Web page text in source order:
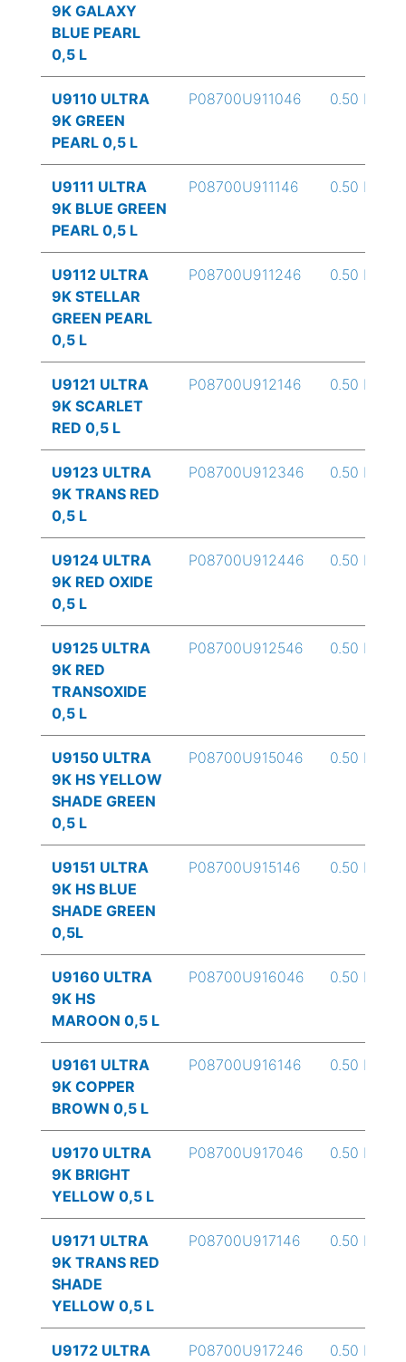
9K GALAXY
BLUE PEARL
0,5 L
U9110 ULTRA
9K GREEN
PEARL 0,5 L
P08700U911046 0.50 L
U9111 ULTRA
9K BLUE GREEN
PEARL 0,5 L
P08700U911146 0.50 L
U9112 ULTRA
9K STELLAR
GREEN PEARL
0,5 L
P08700U911246 0.50 L
U9121 ULTRA
9K SCARLET
RED 0,5 L
P08700U912146 0.50 L
U9123 ULTRA
9K TRANS RED
0,5 L
P08700U912346 0.50 L
U9124 ULTRA
9K RED OXIDE
0,5 L
P08700U912446 0.50 L
U9125 ULTRA
9K RED
TRANSOXIDE
0,5 L
P08700U912546 0.50 L
U9150 ULTRA
9K HS YELLOW
SHADE GREEN
0,5 L
P08700U915046 0.50 L
U9151 ULTRA
9K HS BLUE
SHADE GREEN
0,5L
P08700U915146 0.50 L
U9160 ULTRA
9K HS
MAROON 0,5 L
P08700U916046 0.50 L
U9161 ULTRA
9K COPPER
BROWN 0,5 L
P08700U916146 0.50 L
U9170 ULTRA
9K BRIGHT
YELLOW 0,5 L
P08700U917046 0.50 L
U9171 ULTRA
9K TRANS RED
SHADE
YELLOW 0,5 L
P08700U917146 0.50 L
U9172 ULTRA P08700U917246 0.50 L